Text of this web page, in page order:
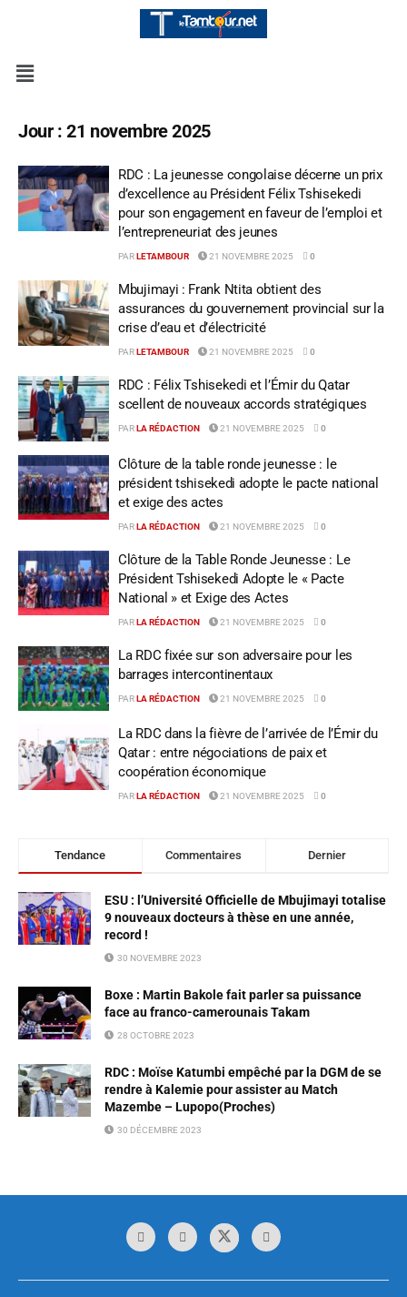
Jour :21 novembre 2025
RDC : La jeunesse congolaise décerne un prix
d’excellence au Président Félix Tshisekedi
pour son engagement en faveur de l’emploi et
l’entrepreneuriat des jeunes
PAR LETAMBOUR 21 NOVEMBRE 2025 0
Mbujimayi : Frank Ntita obtient des
assurances du gouvernement provincial sur la
crise d’eau et d’électricité
PAR LETAMBOUR 21 NOVEMBRE 2025 0
RDC : Félix Tshisekedi et l’Émir du Qatar
scellent de nouveaux accords stratégiques
PAR LA RÉDACTION 21 NOVEMBRE 2025 0
Clôture de la table ronde jeunesse : le
président tshisekedi adopte le pacte national
et exige des actes
PARLA RÉDACTION 21 NOVEMBRE 2025 0
Clôture de la Table Ronde Jeunesse : Le
Président Tshisekedi Adopte le « Pacte
National » et Exige des Actes
PARLA RÉDACTION 21 NOVEMBRE 2025 0
La RDC fixée sur son adversaire pour les
barrages intercontinentaux
PARLA RÉDACTION 21 NOVEMBRE 2025 0
La RDC dans la fièvre de l’arrivée de l’Émir du
Qatar : entre négociations de paix et
coopération économique
PAR LA RÉDACTION 21 NOVEMBRE 2025 0
Tendance Commentaires Dernier
ESU : l’Université Officielle de Mbujimayi totalise
9 nouveaux docteurs à thèse en une année,
record !
30 NOVEMBRE 2023
Boxe : Martin Bakole fait parler sa puissance
face au franco-camerounais Takam
28 OCTOBRE 2023
RDC : Moïse Katumbi empêché par la DGM de se
rendre à Kalemie pour assister au Match
Mazembe – Lupopo(Proches)
30 DÉCEMBRE 2023